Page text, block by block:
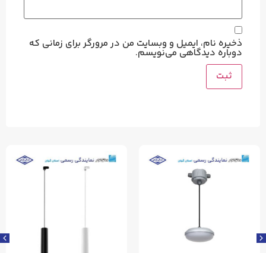
ذخیره نام، ایمیل و وبسایت من در مرورگر برای زمانی که
دوباره دیدگاهی می‌نویسم.